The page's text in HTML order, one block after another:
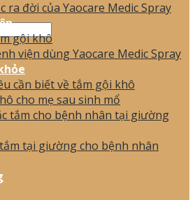
ra đời của Yaocare Medic Spray
gội khô
viện dùng Yaocare Medic Spray
cần biết về tắm gội khô
cho mẹ sau sinh mổ
tắm cho bệnh nhân tại giường
tại giường cho bệnh nhân